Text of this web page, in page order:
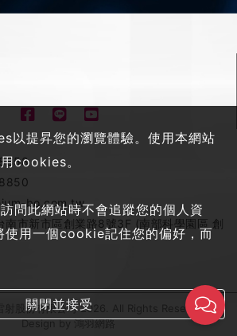
bo.com.tw
市新市區創業路8號3F (南部科學園區 創
射股份有限公司 2026. All Rights Reserved
Design by鴻羽網路
以提昇您的瀏覽體驗。使用本網站
cookies。
問此網站時不會追蹤您的個人資
使用一個cookie記住您的偏好，而
關閉並接受